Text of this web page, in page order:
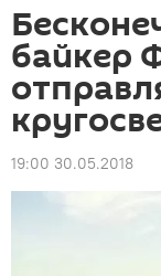
байкер
19:00 30.05.2018